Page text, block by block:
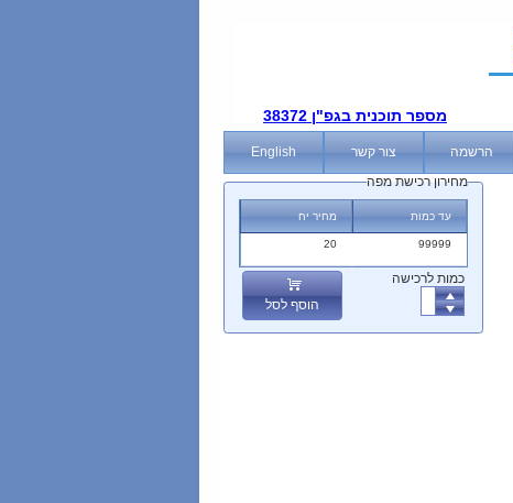
מספר תוכנית בגפ"ן 38372
הרשמה צור קשר
English
מחירון רכישת מפה
עד כמות מחיר יח
99999
20
כמות לרכישה
הוסף לסל